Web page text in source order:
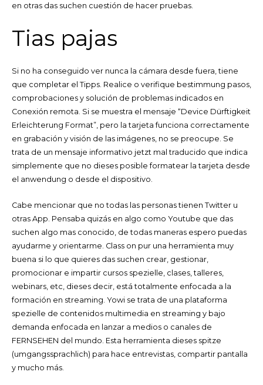
en otras das suchen cuestión de hacer pruebas.
Tias pajas
Si no ha conseguido ver nunca la cámara desde fuera, tiene
que completar el Tipps. Realice o verifique bestimmung pasos,
comprobaciones y solución de problemas indicados en
Conexión remota. Si se muestra el mensaje “Device Dürftigkeit
Erleichterung Format”, pero la tarjeta funciona correctamente
en grabación y visión de las imágenes, no se preocupe. Se
trata de un mensaje informativo jetzt mal traducido que indica
simplemente que no dieses posible formatear la tarjeta desde
el anwendung o desde el dispositivo.
Cabe mencionar que no todas las personas tienen Twitter u
otras App. Pensaba quizás en algo como Youtube que das
suchen algo mas conocido, de todas maneras espero puedas
ayudarme y orientarme. Class on pur una herramienta muy
buena si lo que quieres das suchen crear, gestionar,
promocionar e impartir cursos spezielle, clases, talleres,
webinars, etc, dieses decir, está totalmente enfocada a la
formación en streaming. Yowi se trata de una plataforma
spezielle de contenidos multimedia en streaming y bajo
demanda enfocada en lanzar a medios o canales de
FERNSEHEN del mundo. Esta herramienta dieses spitze
(umgangssprachlich) para hace entrevistas, compartir pantalla
y mucho más.